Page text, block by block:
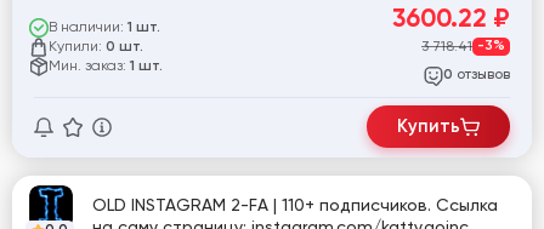
В наличии: 1 шт.
Купили: 0 шт.
Мин. заказ: 1 шт.
3600.22 ₽
3 718.41 -3%
0 отзывов
Купить
OLD INSTAGRAM 2-FA | 110+ подписчиков. Ссылка